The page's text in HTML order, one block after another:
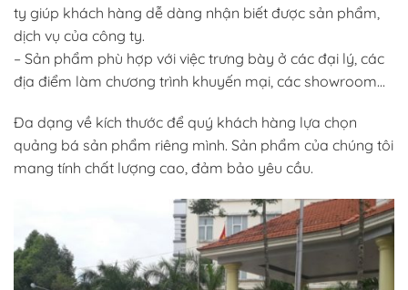
ty giúp khách hàng dễ dàng nhận biết được sản phẩm,
dịch vụ của công ty.
– Sản phẩm phù hợp với việc trưng bày ở các đại lý, các
địa điểm làm chương trình khuyến mại, các showroom…
Đa dạng về kích thước để quý khách hàng lựa chọn
quảng bá sản phẩm riêng mình. Sản phẩm của chúng tôi
mang tính chất lượng cao, đảm bảo yêu cầu.